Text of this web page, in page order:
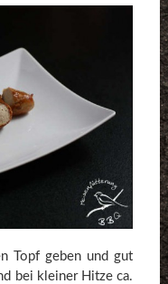
Topf geben und gut
bei kleiner Hitze ca.